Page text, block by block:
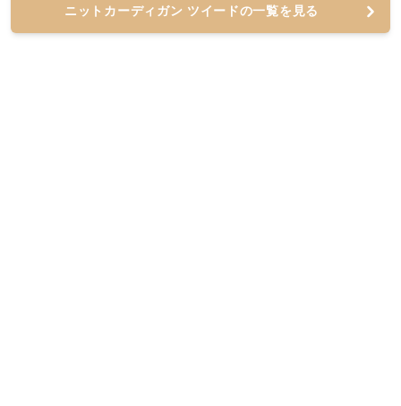
ニットカーディガン ツイードの一覧を見る